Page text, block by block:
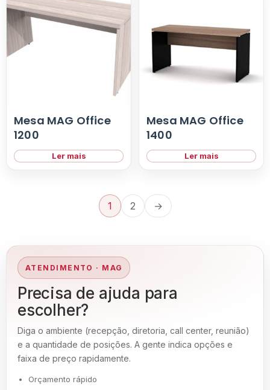
Mesa MAG Office
1200
Ler mais
Mesa MAG Office
1400
Ler mais
1 2 →
ATENDIMENTO · MAG
Precisa de ajuda para
escolher?
Diga o ambiente (recepção, diretoria, call center, reunião)
e a quantidade de posições. A gente indica opções e
faixa de preço rapidamente.
Orçamento rápido